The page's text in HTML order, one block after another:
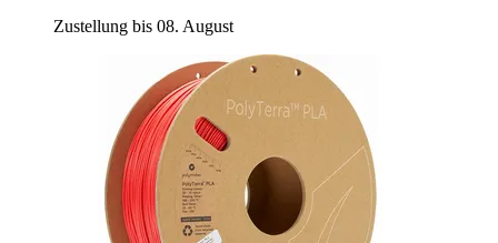
Zustellung bis 08. August